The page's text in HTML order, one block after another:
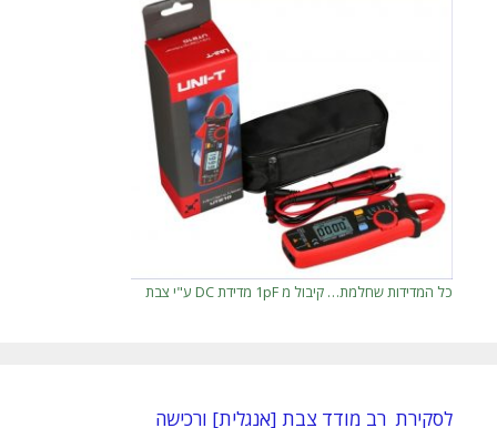
כל המדידות שחלמת… קיבול מ 1pF מדידת DC ע"י צבת
לסקירת רב מודד צבת [אנגלית] ורכישה